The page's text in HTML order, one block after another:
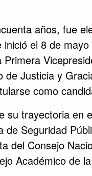
años, fue
inició el 8 de
Primera
de Justicia y
como
su trayectoria en
de Seguridad
del Consejo
Académico de